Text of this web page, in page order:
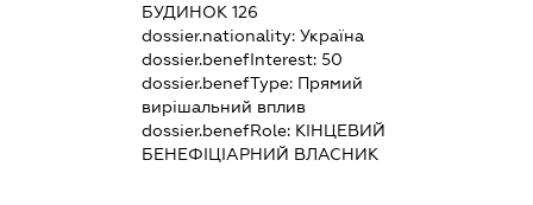
БУДИНОК 126
dossier.nationality:Україна
dossier.benefInterest:50
dossier.benefType: Прямий
вирішальний вплив
dossier.benefRole: КІНЦЕВИЙ
БЕНЕФІЦІАРНИЙ ВЛАСНИК